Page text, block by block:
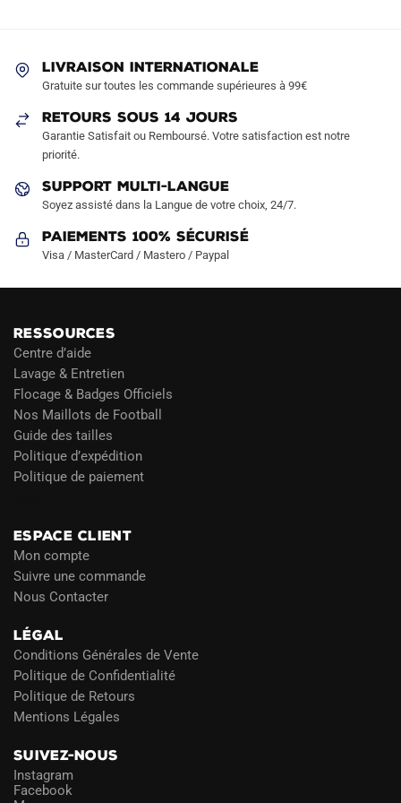
choisies
la
page
produit
page
LIVRAISON INTERNATIONALE
Gratuite sur toutes les commande supérieures à 99€
RETOURS SOUS 14 JOURS
Garantie Satisfait ou Remboursé. Votre satisfaction est notre
priorité.
SUPPORT MULTI-LANGUE
Soyez assisté dans la Langue de votre choix, 24/7.
Paiements 100% Sécurisé
Visa / MasterCard / Mastero / Paypal
RESSOURCES
Centre d’aide
Lavage & Entretien
Flocage & Badges Officiels
Nos Maillots de Football
Guide des tailles
Politique d’expédition
Politique de paiement
ESPACE CLIENT
Mon compte
Suivre une commande
Nous Contacter
LÉGAL
Conditions Générales de Vente
Politique de Confidentialité
Politique de Retours
Mentions Légales
SUIVEZ-NOUS
Instagram
Facebook